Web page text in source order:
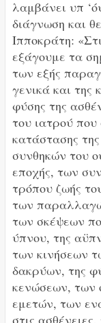
λαμβάνει υπ
διάγνωση και
Ιπποκράτη:
εξάγουμε τα
των εξής
γενικά και της
φύσης της
του ιατρού που
κατάστασης
συνθηκών του
εποχής, των
τρόπου ζωής
των
των σκέψεων
ύπνου, της
των κινήσεων
δακρύων, της
κενώσεων,
εμετών, των
στις